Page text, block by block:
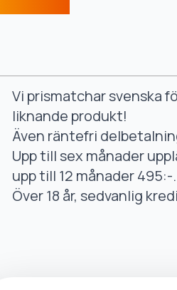
Vi prismatchar svenska
liknande produkt!
Även räntefri
Upp till sex månader
upp till 12 månader 495:-.
Över 18 år, sedvanlig